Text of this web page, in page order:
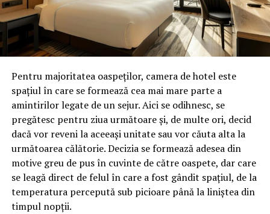
Pentru majoritatea oaspeților, camera de hotel este
spațiul în care se formează cea mai mare parte a
amintirilor legate de un sejur. Aici se odihnesc, se
pregătesc pentru ziua următoare și, de multe ori, decid
dacă vor reveni la aceeași unitate sau vor căuta alta la
următoarea călătorie. Decizia se formează adesea din
motive greu de pus în cuvinte de către oaspete, dar care
se leagă direct de felul în care a fost gândit spațiul, de la
temperatura percepută sub picioare până la liniștea din
timpul nopții.